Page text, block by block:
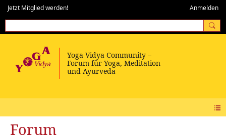
Jetzt Mitglied werden! Anmelden
Forum